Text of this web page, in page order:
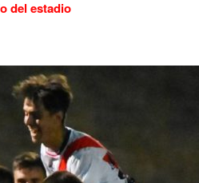
del estadio